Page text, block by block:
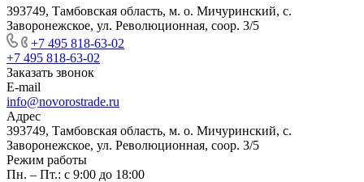
393749, Тамбовская область, м. о. Мичуринский, с.
Заворонежское, ул. Революционная, соор. 3/5
+7 495 818-63-02
+7 495 818-63-02
Заказать звонок
E-mail
info@novorostrade.ru
Адрес
393749, Тамбовская область, м. о. Мичуринский, с.
Заворонежское, ул. Революционная, соор. 3/5
Режим работы
Пн. – Пт.: с 9:00 до 18:00